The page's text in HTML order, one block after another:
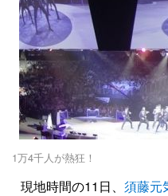
1万4千人が熱狂！
現地時間の11日、 須藤元